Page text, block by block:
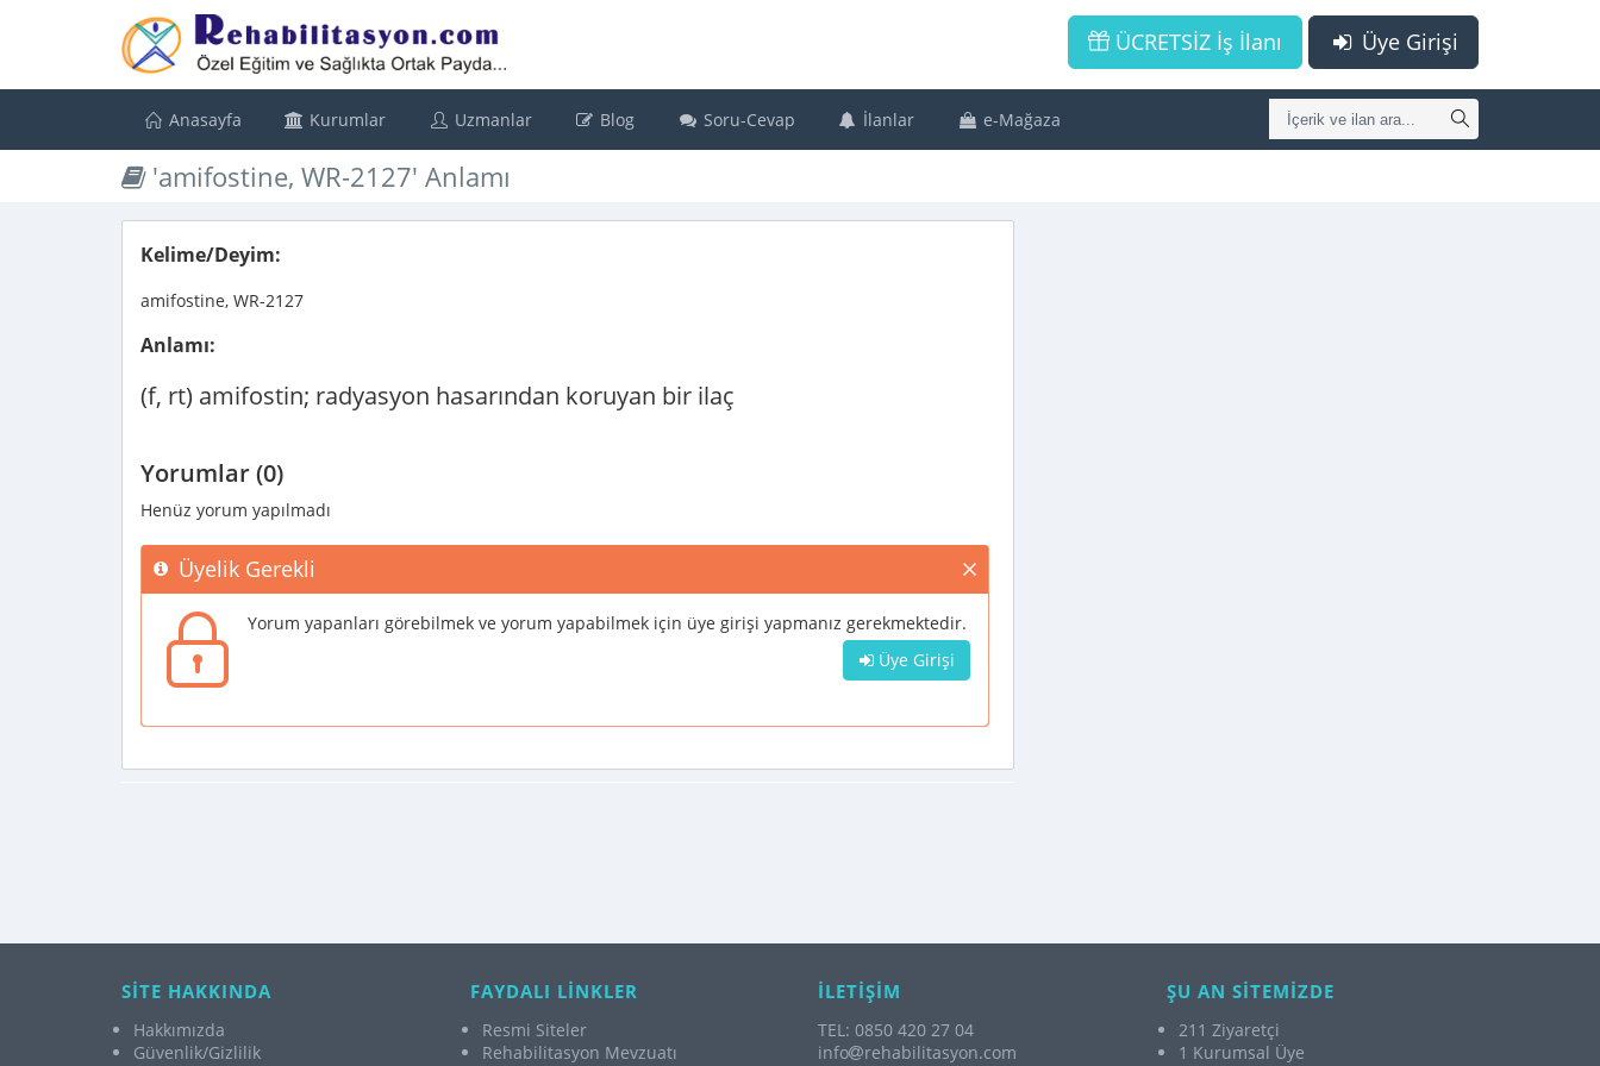
Üye Girişi
ÜCRETSİZ İş İlanı
Anasayfa Kurumlar Uzmanlar Blog Soru-Cevap İlanlar e-Mağaza
'amifostine, WR-2127' Anlamı
Kelime/Deyim:
amifostine, WR-2127
Anlamı:
(f, rt) amifostin; radyasyon hasarından koruyan bir ilaç
Yorumlar (0)
Henüz yorum yapılmadı
Üyelik Gerekli
Yorum yapanları görebilmek ve yorum yapabilmek için üye girişi yapmanız gerekmektedir.
Üye Girişi
SİTE HAKKINDA
Hakkımızda
Güvenlik/Gizlilik
FAYDALI LİNKLER
Resmi Siteler
Rehabilitasyon Mevzuatı
İLETİŞİM
TEL: 0850 420 27 04
info
rehabilitasyon.com
ŞU AN SİTEMİZDE
211 Ziyaretçi
1 Kurumsal Üye